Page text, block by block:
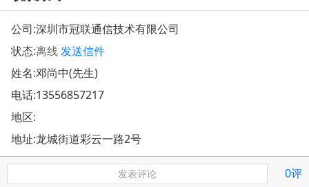
公司:深圳市冠联通信技术有限公司
状态:离线发送信件
姓名:邓尚中(先生)
电话:13556857217
地区:
地址:龙城街道彩云一路2号
发表评论 0评